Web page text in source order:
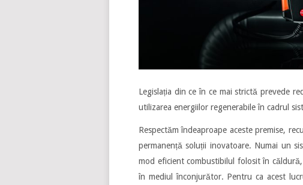
Legislația din ce în ce mai strictă prevede
utilizarea energiilor regenerabile în cadrul
Respectăm îndeaproape aceste premise,
permanență soluții inovatoare. Numai un
mod eficient combustibilul folosit în
în mediul înconjurător. Pentru ca acest